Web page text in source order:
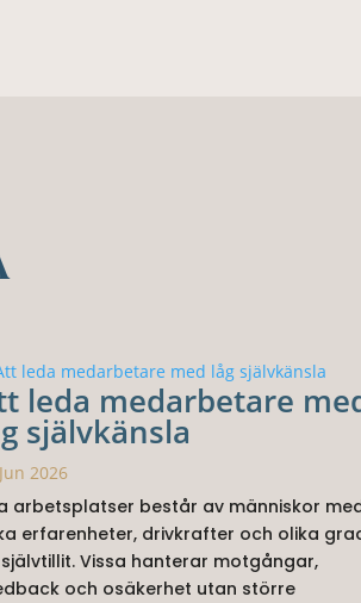
leda medarbetare
självkänsla
2026
arbetsplatser består av människor
erfarenheter, drivkrafter och olika
Vissa hanterar motgångar,
och osäkerhet utan större